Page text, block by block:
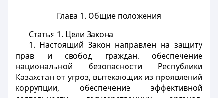
Глава 1. Общие положения
Статья 1. Цели Закона
1. Настоящий Закон направлен на защиту
прав и свобод граждан, обеспечение
национальной безопасности Республики
Казахстан от угроз, вытекающих из проявлений
коррупции, обеспечение эффективной